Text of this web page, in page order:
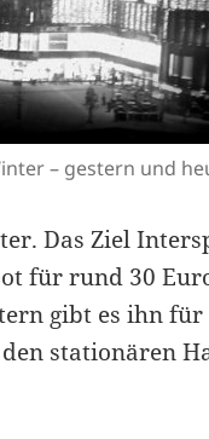
– gestern und
Das Ziel
für rund 30
gibt es ihn für
stationären